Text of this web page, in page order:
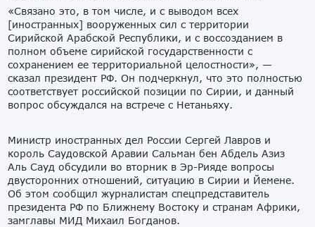
«Связано это, в том числе, и с выводом всех
[иностранных] вооруженных сил с территории
Сирийской Арабской Республики, и с воссозданием в
полном объеме сирийской государственности с
сохранением ее территориальной целостности», —
сказал президент РФ. Он подчеркнул, что это полностью
соответствует российской позиции по Сирии, и данный
вопрос обсуждался на встрече с Нетаньяху.
Министр иностранных дел России Сергей Лавров и
король Саудовской Аравии Сальман бен Абдель Азиз
Аль Сауд обсудили во вторник в Эр-Рияде вопросы
двусторонних отношений, ситуацию в Сирии и Йемене.
Об этом сообщил журналистам спецпредставитель
президента РФ по Ближнему Востоку и странам Африки,
замглавы МИД Михаил Богданов.